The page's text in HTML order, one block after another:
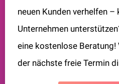
neuen Kunden verhelfen
Unternehmen
eine kostenlose
der nächste freie Termin